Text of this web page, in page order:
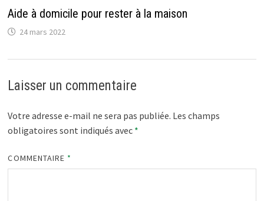
Aide à domicile pour rester à la maison
24 mars 2022
Laisser un commentaire
Votre adresse e-mail ne sera pas publiée. Les champs
obligatoires sont indiqués avec *
COMMENTAIRE *